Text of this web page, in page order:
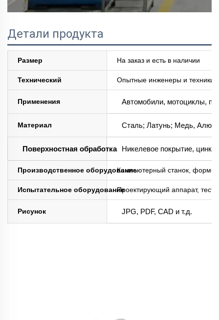
Детали продукта
Размер На заказ и есть в наличии
Технический Опытные инженеры и
Применения Автомобили, мотоциклы,
Материал Сталь; Латунь; Медь,
Поверхностная обработка Никелевое покрытие,
Производственное оборудованиеКомпьютерный станок,
Испытательное оборудованиеПроектирующий аппарат,
Рисунок JPG, PDF, CAD и т.д.